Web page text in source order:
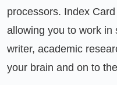
processors. Index
allowing you to work in
writer, academic
your brain and on to